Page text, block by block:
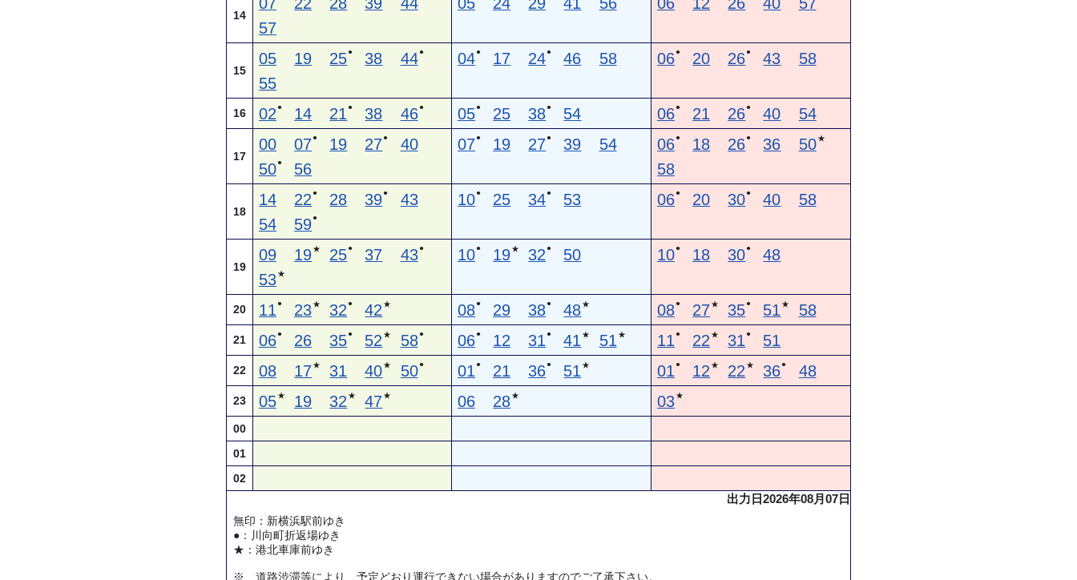
14
57
15
05 19 25● 38 44 ●
55
04● 17 24● 46 58 06● 20 26● 43 58
16 02 ● 14 21 ● 38 46 ● 05● 25 38● 54 06● 21 26● 40 54
17
00 07● 19 27●
40
50● 56
07● 19 27● 39 54 06● 18 26● 36 50 ★
58
18
14 22 ● 28 39●
43
54
59●
10● 25 34● 53 06● 20 30● 40 58
19
09 19★ 25● 37 43 ●
53★
10● 19★ 32 ● 50 10● 18 30● 48
20 11 ● 23★ 32 ● 42 ★ 08● 29 38● 48★ 08● 27★ 35● 51 ★ 58
21 06● 26 35● 52 ★ 58 ● 06● 12 31 ● 41 ★ 51 ★ 11 ● 22 ★ 31 ● 51
22 08 17★ 31 40★ 50 ● 01 ● 21 36● 51 ★ 01 ● 12 ★ 22 ★ 36● 48
23 05★ 19 32 ★ 47★ 06 28★ 03★
00
01
02
出力日2026年08月07日
無印：新横浜駅前ゆき
●：川向町折返場ゆき
★：港北車庫前ゆき
※ 道路渋滞等により、予定どおり運行できない場合がありますのでご了承下さい。